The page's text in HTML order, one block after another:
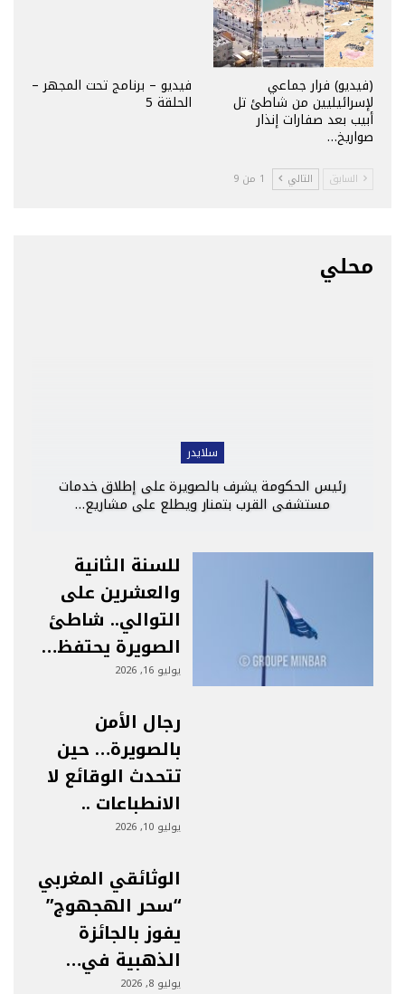
(فيديو) فرار جماعي
لإسرائيليين من شاطئ تل
أبيب بعد صفارات إنذار
صواريخ…
فيديو – برنامج تحت المجهر –
الحلقة 5
السابق التالي 1 من 9
محلي
سلايدر
رئيس الحكومة يشرف بالصويرة على إطلاق خدمات
مستشفى القرب بتمنار ويطلع على مشاريع…
للسنة الثانية
والعشرين على
التوالي.. شاطئ
الصويرة يحتفظ…
يوليو 16, 2026
رجال الأمن
بالصويرة… حين
تتحدث الوقائع لا
الانطباعات ..
يوليو 10, 2026
الوثائقي المغربي
“سحر الهجهوج”
يفوز بالجائزة
الذهبية في…
يوليو 8, 2026